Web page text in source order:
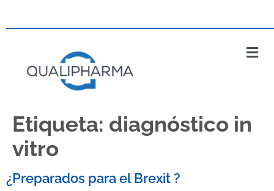
Etiqueta: diagnóstico in
vitro
¿Preparados para el Brexit ?